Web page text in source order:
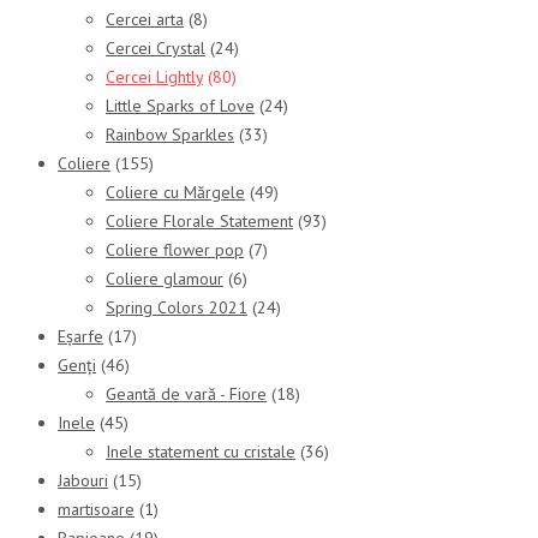
Cercei arta (8)
Cercei Crystal (24)
Cercei Lightly (80)
Little Sparks of Love (24)
Rainbow Sparkles (33)
Coliere (155)
Coliere cu Mărgele (49)
Coliere Florale Statement (93)
Coliere flower pop (7)
Coliere glamour (6)
Spring Colors 2021 (24)
Eșarfe (17)
Genți (46)
Geantă de vară - Fiore (18)
Inele (45)
Inele statement cu cristale (36)
Jabouri (15)
martisoare (1)